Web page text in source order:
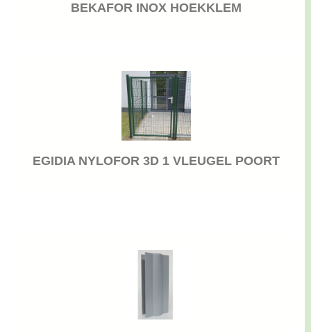
BEKAFOR INOX HOEKKLEM
EGIDIA NYLOFOR 3D 1 VLEUGEL POORT